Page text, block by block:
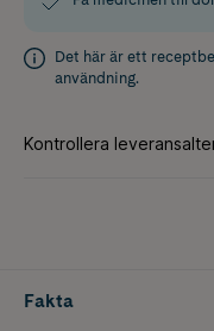
Det här är ett
användning.
Fakta